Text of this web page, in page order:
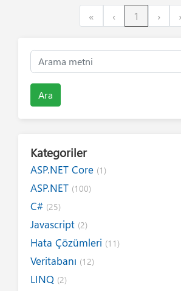
«First ‹Previous
1 ›Next
Ara
Kategoriler
ASP.NET Core (1)
ASP.NET (100)
C# (25)
Javascript (2)
Hata Çözümleri (11)
Veritabanı (12)
LINQ (2)